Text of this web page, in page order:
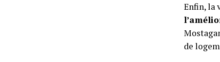
Enfin, la
de